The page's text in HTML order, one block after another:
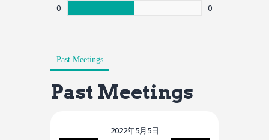
0 0
Past Meetings
Past Meetings
2022年5月5日